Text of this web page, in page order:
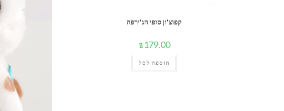
קפוצ'ון סופי הג'ירפה
₪179.00
הוספה לסל